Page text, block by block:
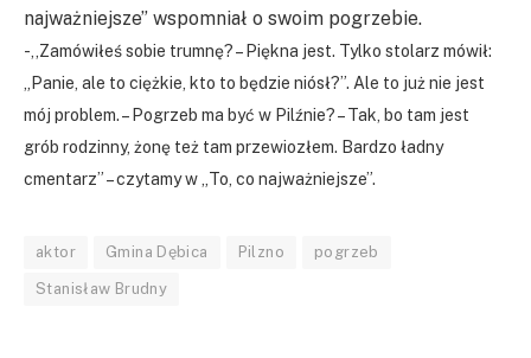
najważniejsze” wspomniał o swoim pogrzebie.
-,,Zamówiłeś sobie trumnę? – Piękna jest. Tylko stolarz mówił:
„Panie, ale to ciężkie, kto to będzie niósł?”. Ale to już nie jest
mój problem. – Pogrzeb ma być w Pilźnie? – Tak, bo tam jest
grób rodzinny, żonę też tam przewiozłem. Bardzo ładny
cmentarz” – czytamy w „To, co najważniejsze”.
aktor Gmina Dębica Pilzno pogrzeb
Stanisław Brudny